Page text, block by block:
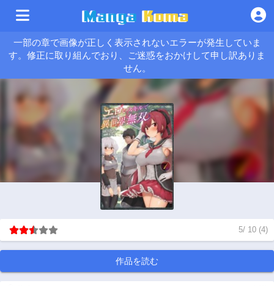
一部の章で画像が正しく表示されないエラーが発生していま
す。修正に取り組んでおり、ご迷惑をおかけして申し訳ありま
せん。
5/ 10 (4)
作品を読む